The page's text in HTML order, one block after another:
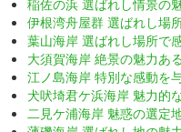
稲佐の浜 選ばれし情景の
伊根湾舟屋群 選ばれし場
葉山海岸 選ばれし場所で
大須賀海岸 絶景の魅力あ
江ノ島海岸 特別な感動を
犬吠埼君ケ浜海岸 魅力的
二見ケ浦海岸 魅惑の選定